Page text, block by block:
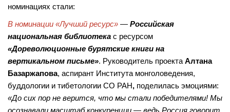
номинациях стали:
В номинации «Лучший ресурс» — Российская
национальная библиотека с ресурсом
«Дореволюционные бурятские книги на
вертикальном письме». Руководитель проекта Алтана
Базаржапова, аспирант Института монголоведения,
буддологии и тибетологии СО РАН, поделилась эмоциями:
«До сих пор не верится, что мы стали победителями! Мы